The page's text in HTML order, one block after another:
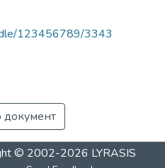
123456789/3343
документ
© 2002-2026 LYRASIS